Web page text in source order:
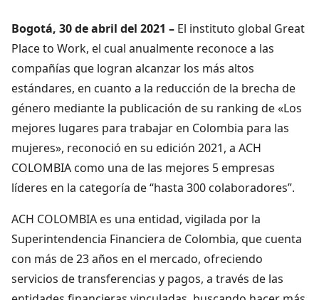
Bogotá, 30 de abril del 2021 – El instituto global Great
Place to Work, el cual anualmente reconoce a las
compañías que logran alcanzar los más altos
estándares, en cuanto a la reducción de la brecha de
género mediante la publicación de su ranking de «Los
mejores lugares para trabajar en Colombia para las
mujeres», reconoció en su edición 2021, a ACH
COLOMBIA como una de las mejores 5 empresas
líderes en la categoría de “hasta 300 colaboradores”.
ACH COLOMBIA es una entidad, vigilada por la
Superintendencia Financiera de Colombia, que cuenta
con más de 23 años en el mercado, ofreciendo
servicios de transferencias y pagos, a través de las